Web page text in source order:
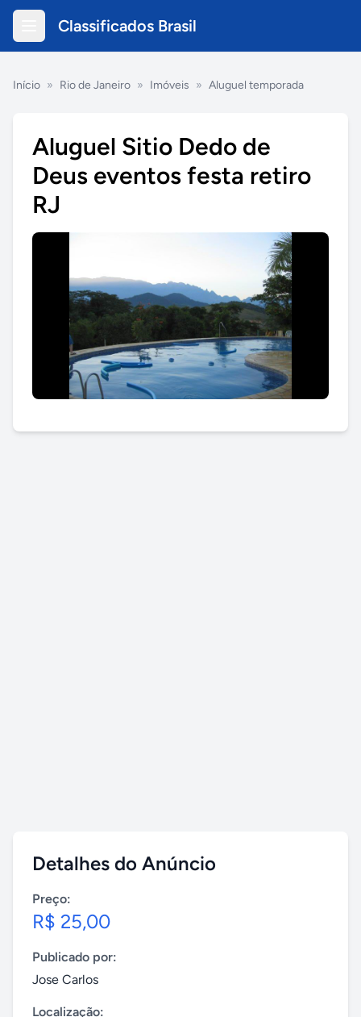
Classificados Brasil
Início » Rio de Janeiro » Imóveis » Aluguel temporada
Aluguel Sitio Dedo de
Deus eventos festa retiro
RJ
Detalhes do Anúncio
Preço:
R$ 25,00
Publicado por:
Jose Carlos
Localização: